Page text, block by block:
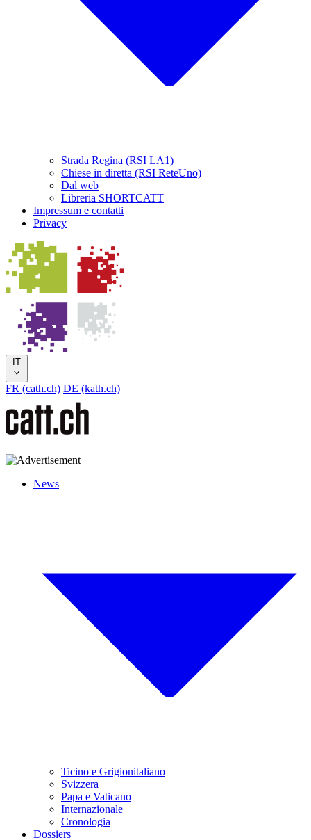
Strada Regina (RSI LA1)
Chiese in diretta (RSI ReteUno)
Dal web
Libreria SHORTCATT
Impressum e contatti
Privacy
IT
FR (cath.ch) DE (kath.ch)
News
Ticino e Grigionitaliano
Svizzera
Papa e Vaticano
Internazionale
Cronologia
Dossiers